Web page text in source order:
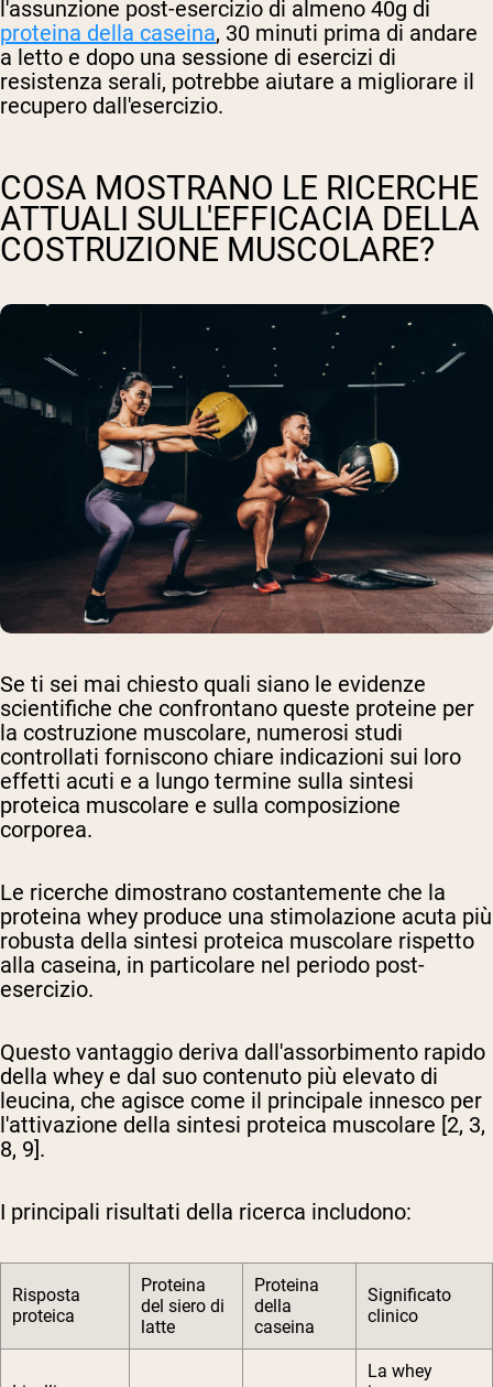
l'assunzione post-esercizio di almeno 40g di
proteina della caseina, 30 minuti prima di andare
a letto e dopo una sessione di esercizi di
resistenza serali, potrebbe aiutare a migliorare il
recupero dall'esercizio.
COSA MOSTRANO LE RICERCHE
ATTUALI SULL'EFFICACIA DELLA
COSTRUZIONE MUSCOLARE?
Se ti sei mai chiesto quali siano le evidenze
scientifiche che confrontano queste proteine per
la costruzione muscolare, numerosi studi
controllati forniscono chiare indicazioni sui loro
effetti acuti e a lungo termine sulla sintesi
proteica muscolare e sulla composizione
corporea.
Le ricerche dimostrano costantemente che la
proteina whey produce una stimolazione acuta più
robusta della sintesi proteica muscolare rispetto
alla caseina, in particolare nel periodo post-
esercizio.
Questo vantaggio deriva dall'assorbimento rapido
della whey e dal suo contenuto più elevato di
leucina, che agisce come il principale innesco per
l'attivazione della sintesi proteica muscolare [2, 3,
8, 9].
I principali risultati della ricerca includono:
Risposta
proteica
Proteina
del siero di
latte
Proteina
della
caseina
Significato
clinico
La whey